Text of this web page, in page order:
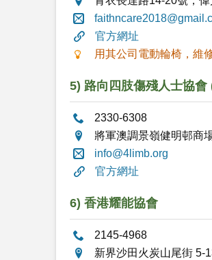
官方網址
用其公司電動輪椅，維
5) 路向四肢傷殘人士協會
2330-6308
將軍澳調景嶺健明邨商
info@4limb.org
官方網址
6) 香港耀能協會
2145-4968
新界沙田火炭山尾街 5-